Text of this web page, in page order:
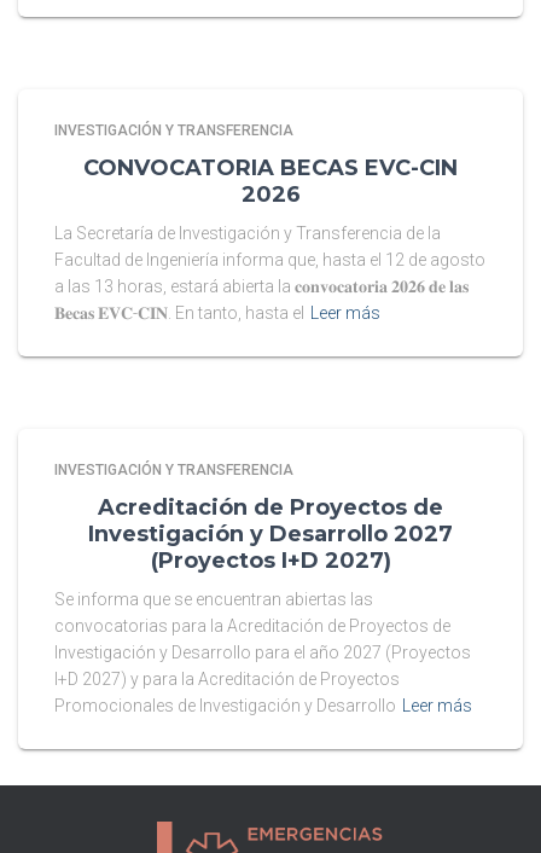
INVESTIGACIÓN Y TRANSFERENCIA
CONVOCATORIA BECAS EVC-CIN
2026
La Secretaría de Investigación y Transferencia de la
Facultad de Ingeniería informa que, hasta el 12 de agosto
a las 13 horas, estará abierta la 𝐜𝐨𝐧𝐯𝐨𝐜𝐚𝐭𝐨𝐫𝐢𝐚 𝟐𝟎𝟐𝟔 𝐝𝐞 𝐥𝐚𝐬
𝐁𝐞𝐜𝐚𝐬 𝐄𝐕𝐂-𝐂𝐈𝐍. En tanto, hasta el
Leer más
INVESTIGACIÓN Y TRANSFERENCIA
Acreditación de Proyectos de
Investigación y Desarrollo 2027
(Proyectos I+D 2027)
Se informa que se encuentran abiertas las
convocatorias para la Acreditación de Proyectos de
Investigación y Desarrollo para el año 2027 (Proyectos
I+D 2027) y para la Acreditación de Proyectos
Promocionales de Investigación y Desarrollo
Leer más